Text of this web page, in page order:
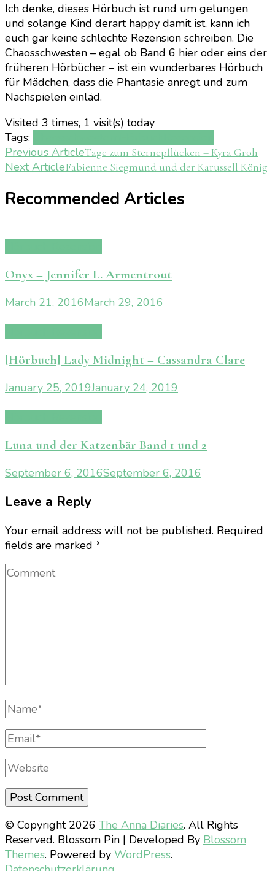
Ich denke, dieses Hörbuch ist rund um gelungen
und solange Kind derart happy damit ist, kann ich
euch gar keine schlechte Rezension schreiben. Die
Chaosschwesten – egal ob Band 6 hier oder eins der
früheren Hörbücher – ist ein wunderbares Hörbuch
für Mädchen, dass die Phantasie anregt und zum
Nachspielen einläd.
Visited 3 times, 1 visit(s) today
Tags:
Post
Navigation
Previous ArticleTage zum Sternepflücken – Kyra Groh
Next ArticleFabienne Siegmund und der Karussell König
Recommended Articles
Onyx – Jennifer L. Armentrout
March 21, 2016March 29, 2016
[Hörbuch] Lady Midnight – Cassandra Clare
January 25, 2019January 24, 2019
Luna und der Katzenbär Band 1 und 2
September 6, 2016September 6, 2016
Leave a Reply
Your email address will not be published. Required
fields are marked *
Comment
Full
Name
Email
Website
© Copyright 2026 The Anna Diaries. All Rights
Reserved. Blossom Pin | Developed By Blossom
Themes. Powered by WordPress.